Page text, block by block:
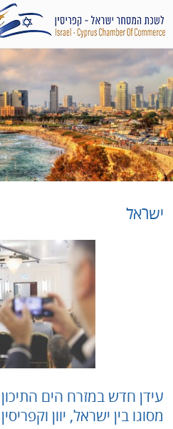
ישראל
עידן חדש במזרח הים
מסוגו בין ישראל, יוון וקפריסין 2026